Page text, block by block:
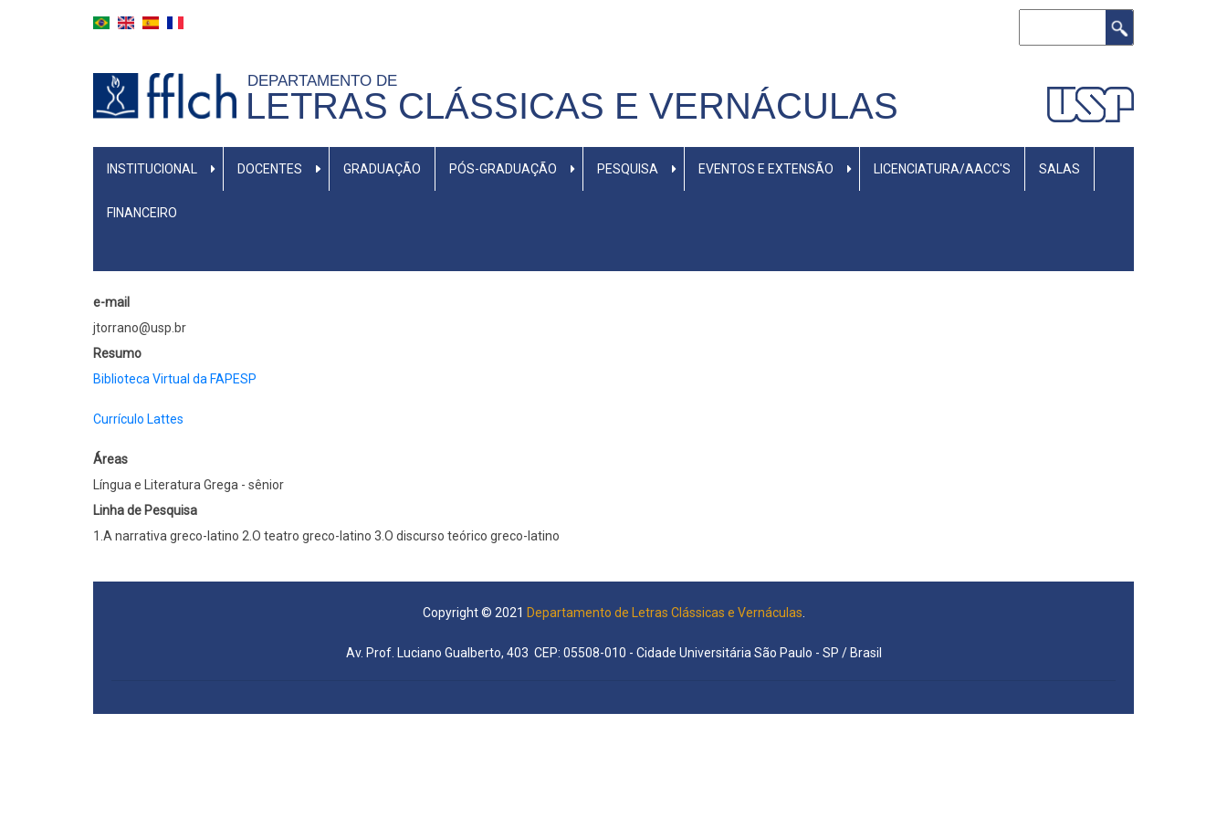
DEPARTAMENTO DE
LETRAS CLÁSSICAS E VERNÁCULAS
MENU
INSTITUCIONAL DOCENTES GRADUAÇÃO PÓS-GRADUAÇÃO PESQUISA EVENTOS E EXTENSÃO LICENCIATURA/AACC'S SALAS
FINANCEIRO
e-mail
jtorrano@usp.br
Resumo
Biblioteca Virtual da FAPESP
Currículo Lattes
Áreas
Língua e Literatura Grega - sênior
Linha de Pesquisa
1.A narrativa greco-latino 2.O teatro greco-latino 3.O discurso teórico greco-latino
Copyright © 2021 Departamento de Letras Clássicas e Vernáculas
Av. Prof. Luciano Gualberto, 403 CEP: 05508-010 - Cidade Universitária São Paulo - SP / Brasil